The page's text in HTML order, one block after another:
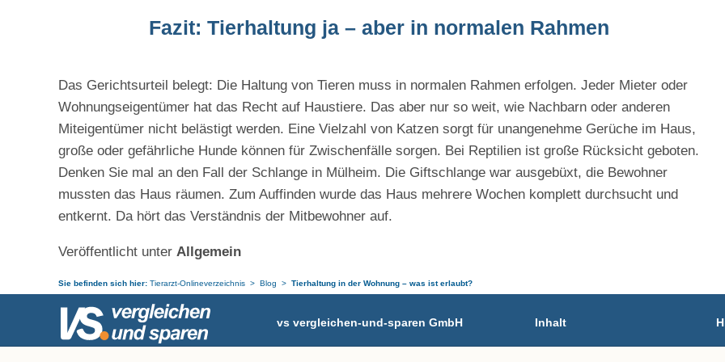
Fazit: Tierhaltung ja – aber in normalen Rahmen
Das Gerichtsurteil belegt: Die Haltung von Tieren muss in normalen Rahmen erfolgen. Jeder Mieter oder
Wohnungseigentümer hat das Recht auf Haustiere. Das aber nur so weit, wie Nachbarn oder anderen
Miteigentümer nicht belästigt werden. Eine Vielzahl von Katzen sorgt für unangenehme Gerüche im Haus,
große oder gefährliche Hunde können für Zwischenfälle sorgen. Bei Reptilien ist große Rücksicht geboten.
Denken Sie mal an den Fall der Schlange in Mülheim. Die Giftschlange war ausgebüxt, die Bewohner
mussten das Haus räumen. Zum Auffinden wurde das Haus mehrere Wochen komplett durchsucht und
entkernt. Da hört das Verständnis der Mitbewohner auf.
Veröffentlicht unter Allgemein
Sie befinden sich hier: Tierarzt-Onlineverzeichnis Blog Tierhaltung in der Wohnung – was ist erlaubt?
vs vergleichen-und-sparen GmbH Inhalt